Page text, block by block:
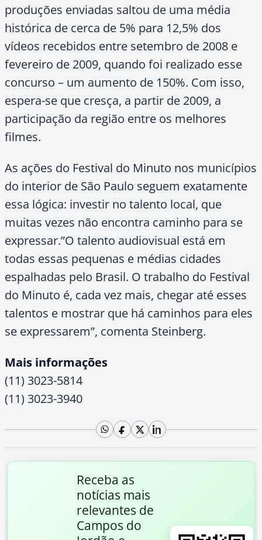
produções enviadas saltou de uma média
histórica de cerca de 5% para 12,5% dos
vídeos recebidos entre setembro de 2008 e
fevereiro de 2009, quando foi realizado esse
concurso – um aumento de 150%. Com isso,
espera-se que cresça, a partir de 2009, a
participação da região entre os melhores
filmes.
As ações do Festival do Minuto nos municípios
do interior de São Paulo seguem exatamente
essa lógica: investir no talento local, que
muitas vezes não encontra caminho para se
expressar.”O talento audiovisual está em
todas essas pequenas e médias cidades
espalhadas pelo Brasil. O trabalho do Festival
do Minuto é, cada vez mais, chegar até esses
talentos e mostrar que há caminhos para eles
se expressarem”, comenta Steinberg.
Mais informações
(11) 3023-5814
(11) 3023-3940
Receba as
notícias mais
relevantes de
Campos do